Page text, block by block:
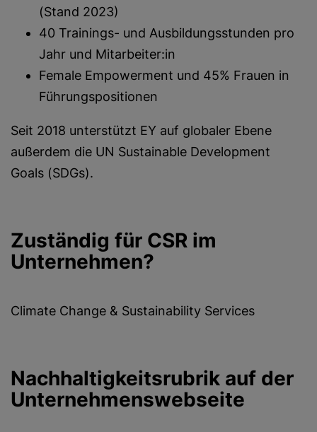
(Stand 2023)
40 Trainings- und Ausbildungsstunden pro
Jahr und Mitarbeiter:in
Female Empowerment und 45% Frauen in
Führungspositionen
Seit 2018 unterstützt EY auf globaler Ebene
außerdem die UN Sustainable Development
Goals (SDGs).
Zuständig für CSR im
Unternehmen?
Climate Change & Sustainability Services
Nachhaltigkeitsrubrik auf der
Unternehmenswebseite